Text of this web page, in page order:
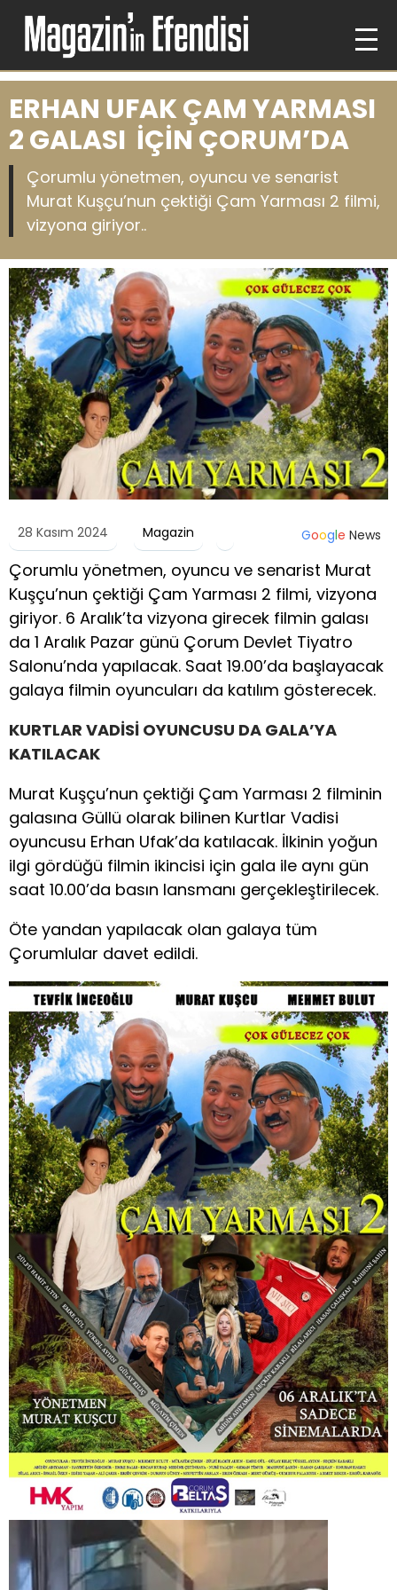
ERHAN UFAK ÇAM YARMASI
2 GALASI İÇİN ÇORUM’DA
Çorumlu yönetmen, oyuncu ve senarist
Murat Kuşçu’nun çektiği Çam Yarması 2 filmi,
vizyona giriyor..
28 Kasım 2024 Magazin Google News
Çorumlu yönetmen, oyuncu ve senarist Murat
Kuşçu’nun çektiği Çam Yarması 2 filmi, vizyona
giriyor. 6 Aralık’ta vizyona girecek filmin galası
da 1 Aralık Pazar günü Çorum Devlet Tiyatro
Salonu’nda yapılacak. Saat 19.00’da başlayacak
galaya filmin oyuncuları da katılım gösterecek.
KURTLAR VADİSİ OYUNCUSU DA GALA’YA
KATILACAK
Murat Kuşçu’nun çektiği Çam Yarması 2 filminin
galasına Güllü olarak bilinen Kurtlar Vadisi
oyuncusu Erhan Ufak’da katılacak. İlkinin yoğun
ilgi gördüğü filmin ikincisi için gala ile aynı gün
saat 10.00’da basın lansmanı gerçekleştirilecek.
Öte yandan yapılacak olan galaya tüm
Çorumlular davet edildi.